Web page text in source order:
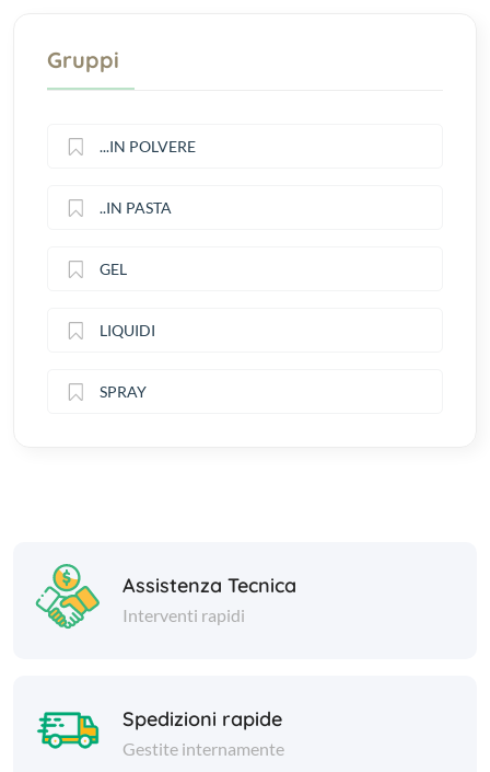
Gruppi
...IN POLVERE
..IN PASTA
GEL
LIQUIDI
SPRAY
Assistenza Tecnica
Interventi rapidi
Spedizioni rapide
Gestite internamente